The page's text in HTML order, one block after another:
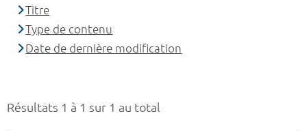
Résultats 1 à 1 sur 1 au total
Titre
Type de contenu
Date de dernière modification